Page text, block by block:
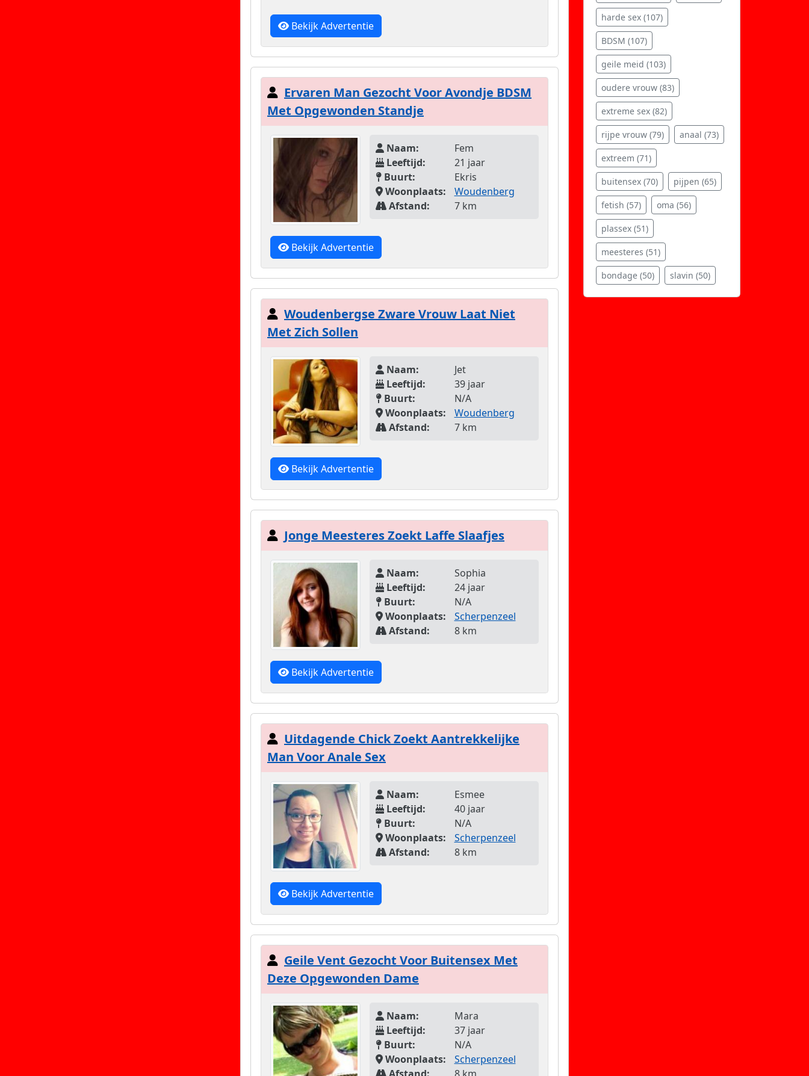
Bekijk Advertentie
Ervaren Man Gezocht Voor Avondje BDSM
Met Opgewonden Standje
Naam:
Fem
Leeftijd:
21 jaar
Buurt:
Ekris
Woonplaats:
Woudenberg
Afstand:
7 km
Bekijk Advertentie
Woudenbergse Zware Vrouw Laat Niet
Met Zich Sollen
Naam:
Jet
Leeftijd:
39 jaar
Buurt:
N/A
Woonplaats:
Woudenberg
Afstand:
7 km
Bekijk Advertentie
Jonge Meesteres Zoekt Laffe Slaafjes
Naam:
Sophia
Leeftijd:
24 jaar
Buurt:
N/A
Woonplaats:
Scherpenzeel
Afstand:
8 km
Bekijk Advertentie
Uitdagende Chick Zoekt Aantrekkelijke
Man Voor Anale Sex
Naam:
Esmee
Leeftijd:
40 jaar
Buurt:
N/A
Woonplaats:
Scherpenzeel
Afstand:
8 km
Bekijk Advertentie
Geile Vent Gezocht Voor Buitensex Met
Deze Opgewonden Dame
Naam:
Mara
Leeftijd:
37 jaar
Buurt:
N/A
Woonplaats:
Scherpenzeel
harde sex (107)
BDSM (107)
geile meid (103)
oudere vrouw (83)
extreme sex (82)
rijpe vrouw (79) anaal (73)
extreem (71)
buitensex (70) pijpen (65)
fetish (57) oma (56)
plassex (51)
meesteres (51)
bondage (50) slavin (50)